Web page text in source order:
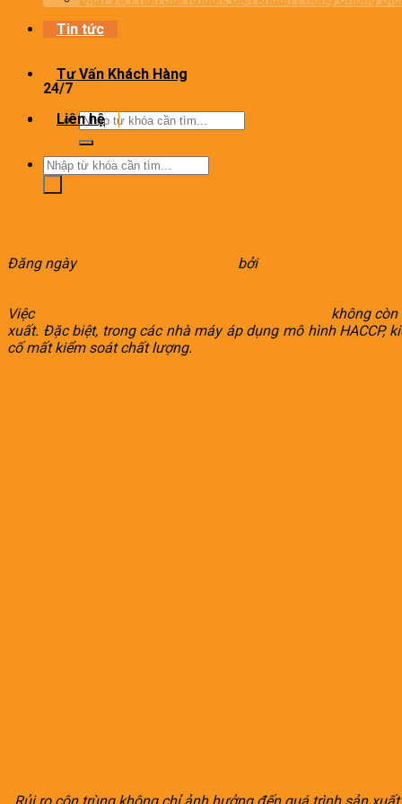
24/7
Tìm
kiếm:
Tin tức
Tư Vấn Khách Hàng
Liên hệ
Tìm
kiếm:
Đăng ngày bởi
Việc
không
xuất. Đặc biệt, trong các nhà máy áp dụng mô hình
cố mất kiểm soát chất lượng.